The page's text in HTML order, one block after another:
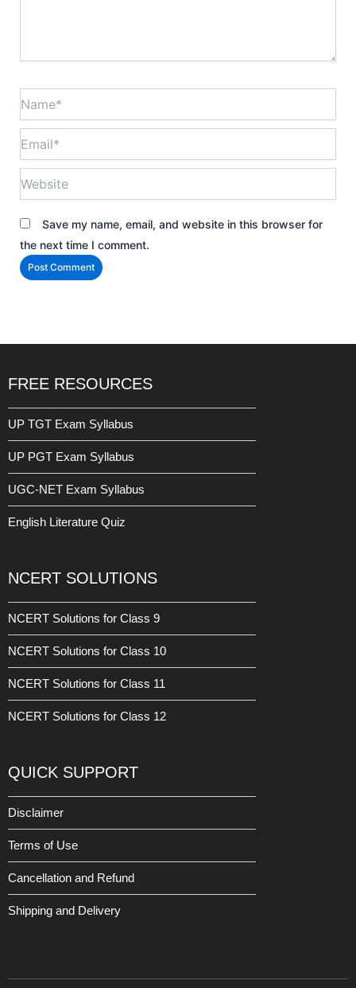
Save my name, email, and website in this browser for
the next time I comment.
FREE RESOURCES
UP TGT Exam Syllabus
UP PGT Exam Syllabus
UGC-NET Exam Syllabus
English Literature Quiz
NCERT SOLUTIONS
NCERT Solutions for Class 9
NCERT Solutions for Class 10
NCERT Solutions for Class 11
NCERT Solutions for Class 12
QUICK SUPPORT
Disclaimer
Terms of Use
Cancellation and Refund
Shipping and Delivery